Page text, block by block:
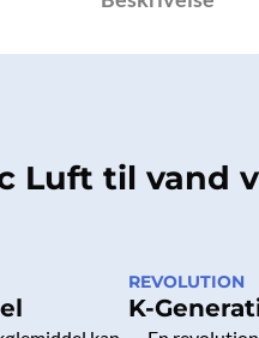
Luft til vand
REVOLUTION
K-